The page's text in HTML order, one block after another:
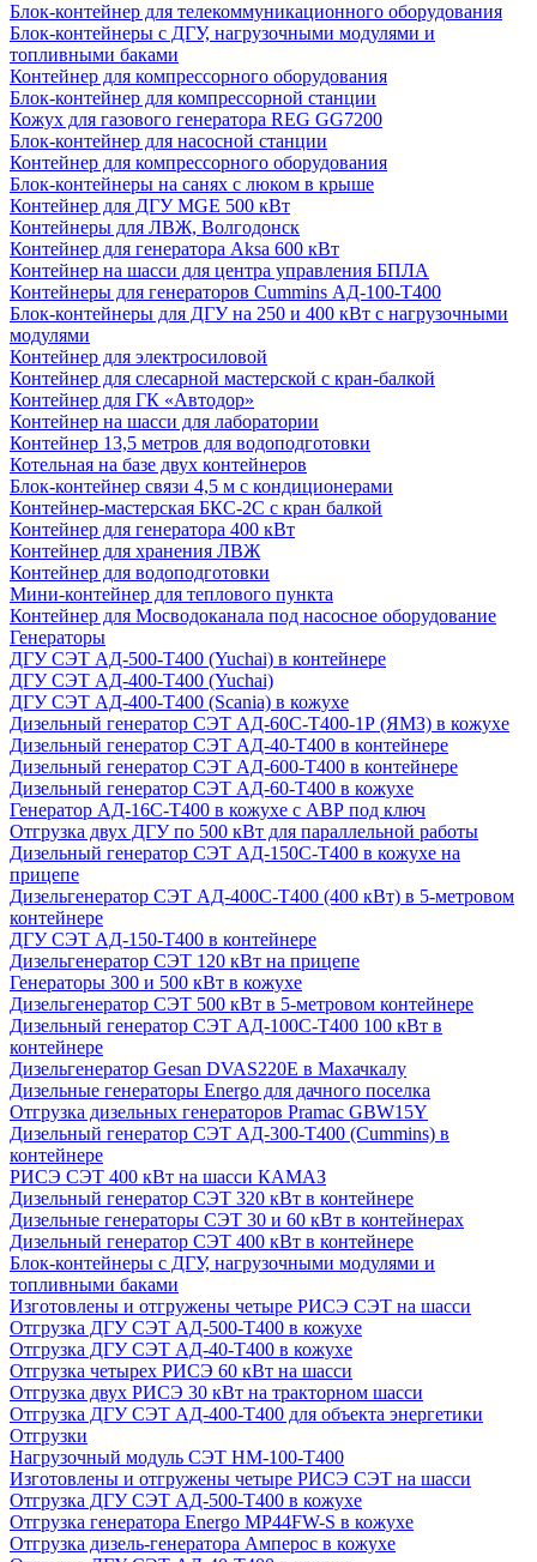
Блок-контейнер для телекоммуникационного оборудования
Блок-контейнеры с ДГУ, нагрузочными модулями и
топливными баками
Контейнер для компрессорного оборудования
Блок-контейнер для компрессорной станции
Кожух для газового генератора REG GG7200
Блок-контейнер для насосной станции
Контейнер для компрессорного оборудования
Блок-контейнеры на санях с люком в крыше
Контейнер для ДГУ MGE 500 кВт
Контейнеры для ЛВЖ, Волгодонск
Контейнер для генератора Aksa 600 кВт
Контейнер на шасси для центра управления БПЛА
Контейнеры для генераторов Cummins АД-100-Т400
Блок-контейнеры для ДГУ на 250 и 400 кВт с нагрузочными
модулями
Контейнер для электросиловой
Контейнер для слесарной мастерской с кран-балкой
Контейнер для ГК «Автодор»
Контейнер на шасси для лаборатории
Контейнер 13,5 метров для водоподготовки
Котельная на базе двух контейнеров
Блок-контейнер связи 4,5 м с кондиционерами
Контейнер-мастерская БКС-2С с кран балкой
Контейнер для генератора 400 кВт
Контейнер для хранения ЛВЖ
Контейнер для водоподготовки
Мини-контейнер для теплового пункта
Контейнер для Мосводоканала под насосное оборудование
Генераторы
ДГУ СЭТ АД-500-Т400 (Yuchai) в контейнере
ДГУ СЭТ АД-400-Т400 (Yuchai)
ДГУ СЭТ АД-400-Т400 (Scania) в кожухе
Дизельный генератор СЭТ АД-60С-Т400-1Р (ЯМЗ) в кожухе
Дизельный генератор СЭТ АД-40-Т400 в контейнере
Дизельный генератор СЭТ АД-600-Т400 в контейнере
Дизельный генератор СЭТ АД-60-Т400 в кожухе
Генератор АД-16С-Т400 в кожухе с АВР под ключ
Отгрузка двух ДГУ по 500 кВт для параллельной работы
Дизельный генератор СЭТ АД-150С-Т400 в кожухе на
прицепе
Дизельгенератор СЭТ АД-400С-Т400 (400 кВт) в 5-метровом
контейнере
ДГУ СЭТ АД-150-Т400 в контейнере
Дизельгенератор СЭТ 120 кВт на прицепе
Генераторы 300 и 500 кВт в кожухе
Дизельгенератор СЭТ 500 кВт в 5-метровом контейнере
Дизельный генератор СЭТ АД-100С-Т400 100 кВт в
контейнере
Дизельгенератор Gesan DVAS220E в Махачкалу
Дизельные генераторы Energo для дачного поселка
Отгрузка дизельных генераторов Pramac GВW15Y
Дизельный генератор СЭТ АД-300-Т400 (Cummins) в
контейнере
РИСЭ СЭТ 400 кВт на шасси КАМАЗ
Дизельный генератор СЭТ 320 кВт в контейнере
Дизельные генераторы СЭТ 30 и 60 кВт в контейнерах
Дизельный генератор СЭТ 400 кВт в контейнере
Блок-контейнеры с ДГУ, нагрузочными модулями и
топливными баками
Изготовлены и отгружены четыре РИСЭ СЭТ на шасси
Отгрузка ДГУ СЭТ АД-500-Т400 в кожухе
Отгрузка ДГУ СЭТ АД-40-Т400 в кожухе
Отгрузка четырех РИСЭ 60 кВт на шасси
Отгрузка двух РИСЭ 30 кВт на тракторном шасси
Отгрузка ДГУ СЭТ АД-400-Т400 для объекта энергетики
Отгрузки
Нагрузочный модуль СЭТ НМ-100-Т400
Изготовлены и отгружены четыре РИСЭ СЭТ на шасси
Отгрузка ДГУ СЭТ АД-500-Т400 в кожухе
Отгрузка генератора Energo MP44FW-S в кожухе
Отгрузка дизель-генератора Амперос в кожухе